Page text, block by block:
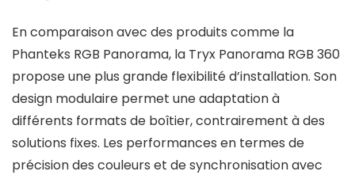
En comparaison avec des produits comme la
Phanteks RGB Panorama, la Tryx Panorama RGB 360
propose une plus grande flexibilité d’installation. Son
design modulaire permet une adaptation à
différents formats de boîtier, contrairement à des
solutions fixes. Les performances en termes de
précision des couleurs et de synchronisation avec